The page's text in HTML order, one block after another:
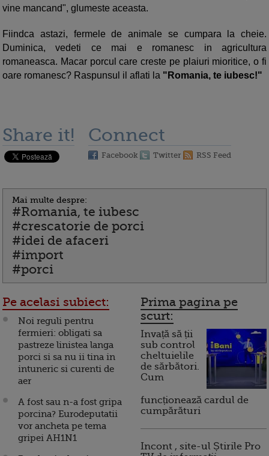
vine mancand", glumeste aceasta.
Fiindca astazi, fermele de animale se cumpara la cheie.
Duminica, vedeti ce mai e romanesc in agricultura
romaneasca. Macar porcul care creste pe plaiuri mioritice, o fi
oare romanesc? Raspunsul il aflati la "Romania, te iubesc!"
Share it! Connect
Facebook Twitter RSS Feed
Mai multe despre:
#Romania, te iubesc
#crescatorie de porci
#idei de afaceri
#import
#porci
Pe acelasi subiect:
Noi reguli pentru
fermieri: obligati sa
pastreze linistea langa
porci si sa nu ii tina in
intuneric si curenti de
aer
A fost sau n-a fost gripa
porcina? Eurodeputatii
vor ancheta pe tema
gripei AH1N1
Prima pagina pe
scurt:
Invață să ții
sub control
cheltuielile
de sărbători.
Cum
funcționează cardul de
cumpărături
Incont , site-ul Știrile Pro